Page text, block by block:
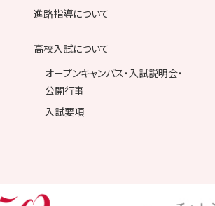
進路指導について
高校入試について
オープンキャンパス・入試説明会・
公開行事
入試要項